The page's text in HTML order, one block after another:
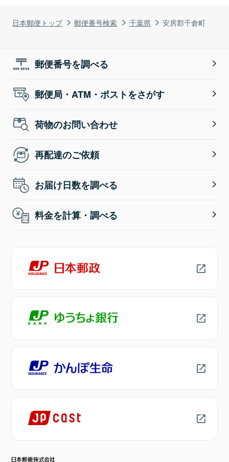
日本郵便トップ 郵便番号検索 千葉県 安房郡千倉町
郵便番号を調べる
郵便局・ATM・ポストをさがす
荷物のお問い合わせ
再配達のご依頼
お届け日数を調べる
料金を計算・調べる